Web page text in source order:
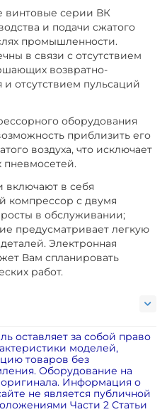
винтовые серии ВК
и подачи сжатого
промышленности.
в связи с отсутствием
возвратно-
отсутствием пульсаций
оборудования
приблизить его
воздуха, что исключает
пневмосетей.
включают в себя
компрессор с двумя
в обслуживании;
предусматривает легкую
Электронная
Вам спланировать
работ.
оставляет за собой право
моделей,
товаров без
Оборудование на
оригинала. Информация о
не является публичной
Части 2 Статьи